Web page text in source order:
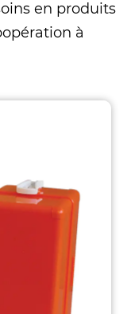
en produits
à